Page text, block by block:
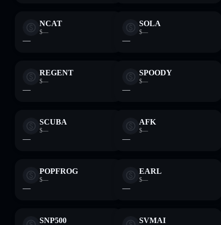
NCAT
$—
—
SOLA
$—
—
REGENT
$—
—
SPOODY
$—
—
SCUBA
$—
—
AFK
$—
—
POPFROG
$—
—
EARL
$—
—
SNP500 SVMAI